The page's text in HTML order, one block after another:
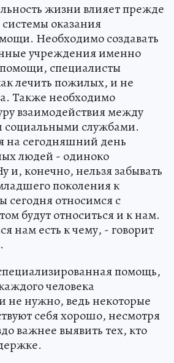
жизни влияет прежде
оказания
Необходимо создавать
учреждения именно
специалисты
лечить пожилых, и не
Также необходимо
взаимодействия между
службами.
на сегодняшний день
людей - одиноко
конечно, нельзя забывать
поколения к
сегодня относимся с
будут относиться и к нам.
нам есть к чему, - говорит
помощь,
человека
не нужно, ведь некоторые
себя хорошо, несмотря
важнее выявить тех, кто